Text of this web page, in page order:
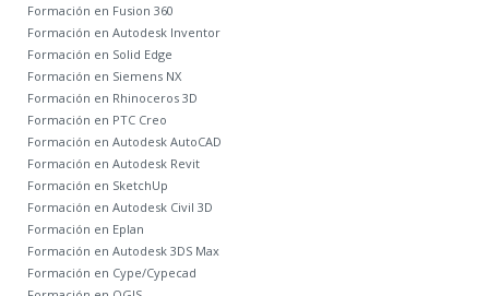
Formación en Fusion 360
Formación en Autodesk Inventor
Formación en Solid Edge
Formación en Siemens NX
Formación en Rhinoceros 3D
Formación en PTC Creo
Formación en Autodesk AutoCAD
Formación en Autodesk Revit
Formación en SketchUp
Formación en Autodesk Civil 3D
Formación en Eplan
Formación en Autodesk 3DS Max
Formación en Cype/Cypecad